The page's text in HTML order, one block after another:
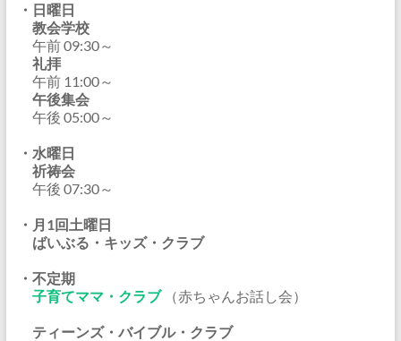
・日曜日
教会学校
午前 09:30～
礼拝
午前 11:00～
午後集会
午後 05:00～
・水曜日
祈祷会
午後 07:30～
・月1回土曜日
ばいぶる・キッズ・クラブ
・不定期
子育てママ・クラブ（赤ちゃんお話し会）
ティーンズ・バイブル・クラブ